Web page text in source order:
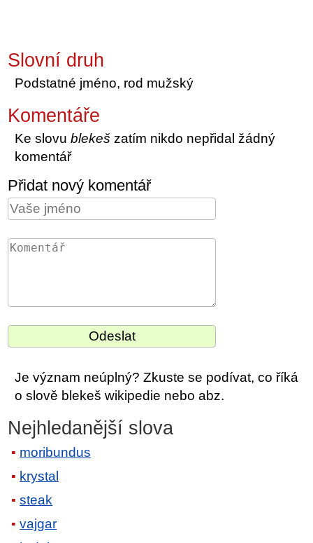
Slovní druh
Podstatné jméno, rod mužský
Komentáře
Ke slovublekeš zatím nikdo nepřidal žádný
komentář
Přidat nový komentář
Je význam neúplný? Zkuste se podívat, co říká
o slově blekeš wikipedie nebo abz.
Nejhledanější slova
moribundus
krystal
steak
vajgar